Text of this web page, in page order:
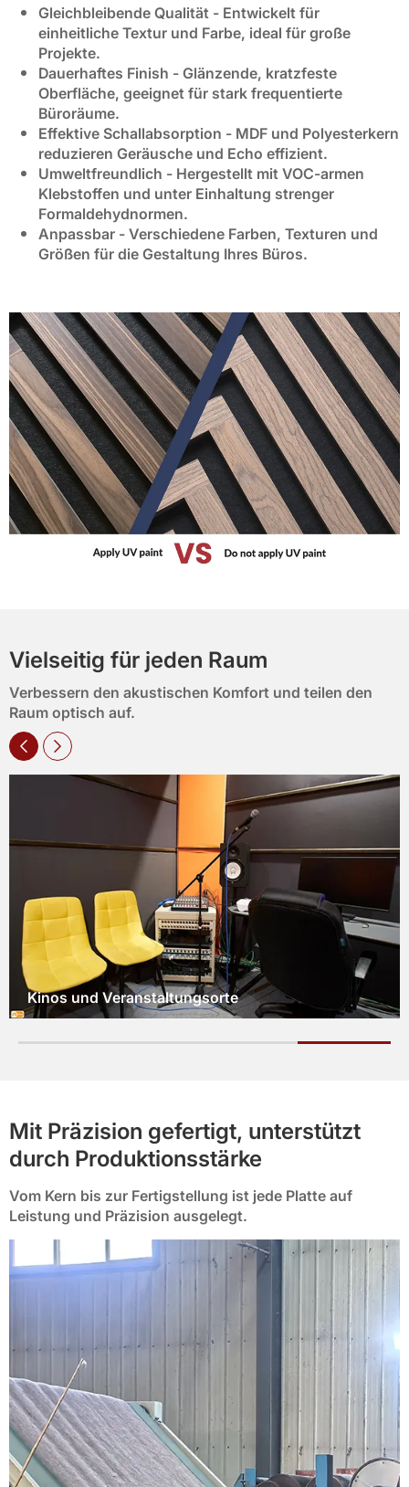
Gleichbleibende Qualität - Entwickelt für
einheitliche Textur und Farbe, ideal für große
Projekte.
Dauerhaftes Finish - Glänzende, kratzfeste
Oberfläche, geeignet für stark frequentierte
Büroräume.
Effektive Schallabsorption - MDF und Polyesterkern
reduzieren Geräusche und Echo effizient.
Umweltfreundlich - Hergestellt mit VOC-armen
Klebstoffen und unter Einhaltung strenger
Formaldehydnormen.
Anpassbar - Verschiedene Farben, Texturen und
Größen für die Gestaltung Ihres Büros.
Vielseitig für jeden Raum
Verbessern den akustischen Komfort und teilen den
Raum optisch auf.
Hotel-Lobbys und Gästezimmer
Mit Präzision gefertigt, unterstützt
durch Produktionsstärke
Vom Kern bis zur Fertigstellung ist jede Platte auf
Leistung und Präzision ausgelegt.